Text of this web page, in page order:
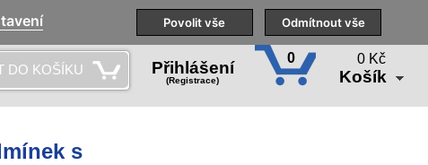
Naše pobočky Technická podpora Školení
DO KOŠÍKU Přihlášení
(Registrace)
0 0 Kč
Košík
s
Povolit vše Odmítnout vše